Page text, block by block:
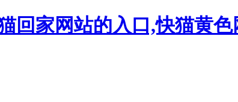
回家网站的入口,快猫黄